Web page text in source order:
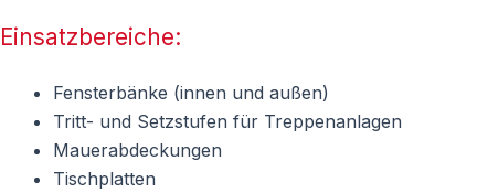
Einsatzbereiche:
Fensterbänke (innen und außen)
Tritt- und Setzstufen für Treppenanlagen
Mauerabdeckungen
Tischplatten